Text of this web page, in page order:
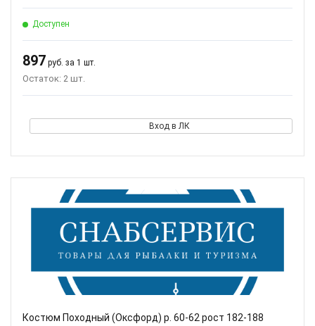
Доступен
897 руб. за 1 шт.
Остаток: 2 шт.
Вход в ЛК
Костюм Походный (Оксфорд) р. 60-62 рост 182-188